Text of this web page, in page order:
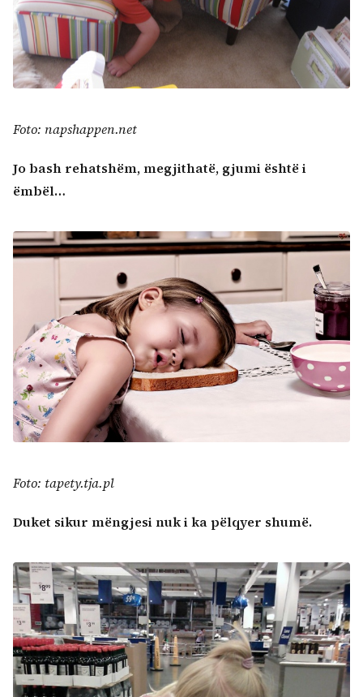
Kërko:
Foto: napshappen.net
Jo bash rehatshëm, megjithatë, gjumi është i
ëmbël…
Foto: tapety.tja.pl
Duket sikur mëngjesi nuk i ka pëlqyer shumë.